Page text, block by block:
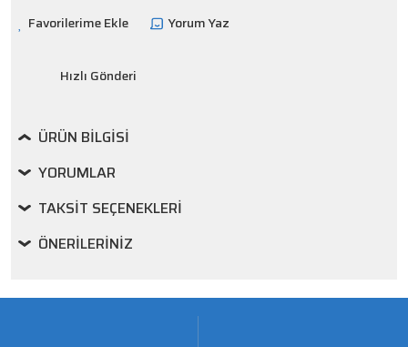
Yorum Yaz
Hızlı Gönderi
ÜRÜN BILGISI
YORUMLAR
TAKSIT SEÇENEKLERI
ÖNERILERINIZ